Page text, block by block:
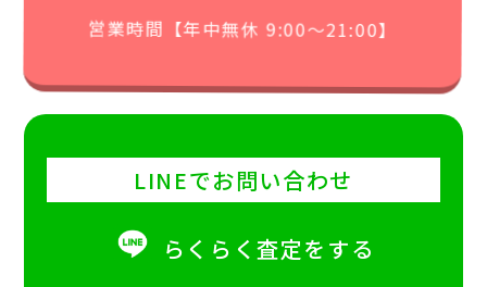
営業時間【年中無休 9:00〜21:00】
LINEでお問い合わせ
らくらく査定をする